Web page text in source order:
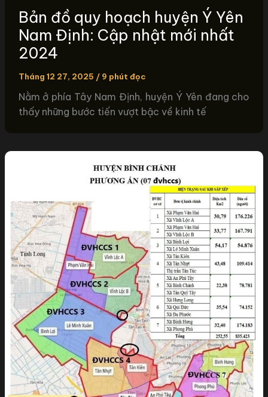
Bản đồ quy hoạch huyện Ý Yên
Nam Định: Cập nhật mới nhất
2024
Tháng 12 27, 2025 / 9 phút đọc
Nằm ở phía Tây Nam Định, huyện Ý Yên đang cho
thấy những bước tiến vượt bậc về kinh tế